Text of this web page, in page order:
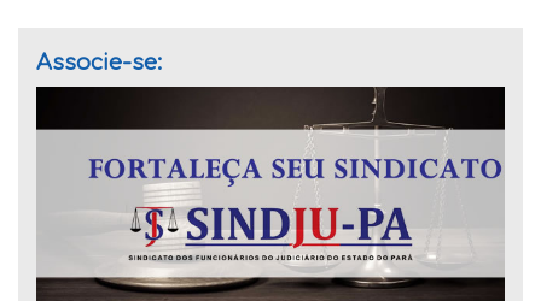
Associe-se: